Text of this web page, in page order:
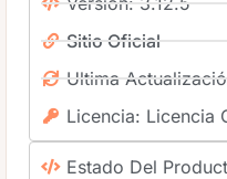
Sitio Oficial
Ultima
Licencia: Licencia
Estado Del